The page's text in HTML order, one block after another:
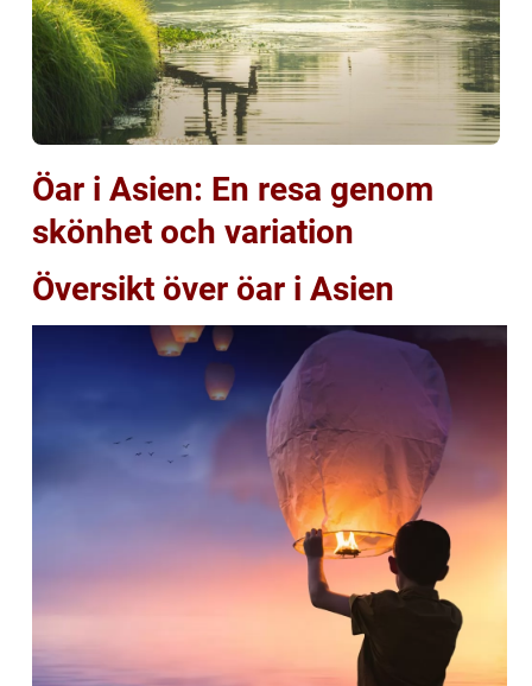
Öar i Asien: En resa genom
skönhet och variation
Översikt över öar i Asien